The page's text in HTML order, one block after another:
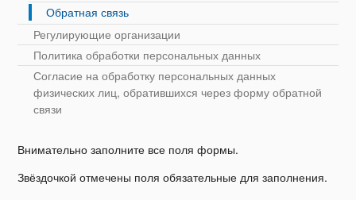
Обратная связь
Регулирующие организации
Политика обработки персональных данных
Согласие на обработку персональных данных
физических лиц, обратившихся через форму обратной
связи
Внимательно заполните все поля формы.
Звёздочкой отмечены поля обязательные для заполнения.